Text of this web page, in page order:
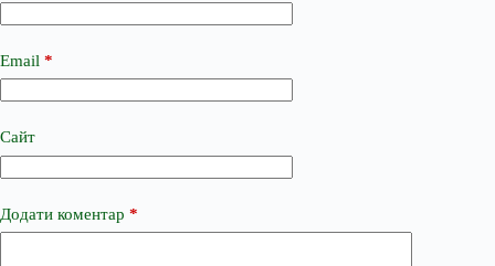
Email *
Сайт
Додати коментар *